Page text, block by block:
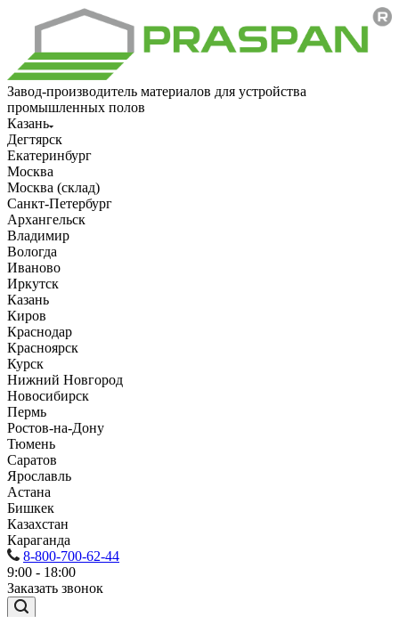
Завод-производитель материалов для устройства
промышленных полов
Казань
Дегтярск
Екатеринбург
Москва
Москва (склад)
Санкт-Петербург
Архангельск
Владимир
Вологда
Иваново
Иркутск
Казань
Киров
Краснодар
Красноярск
Курск
Нижний Новгород
Новосибирск
Пермь
Ростов-на-Дону
Тюмень
Саратов
Ярославль
Астана
Бишкек
Казахстан
Караганда
8-800-700-62-44
9:00 - 18:00
Заказать звонок